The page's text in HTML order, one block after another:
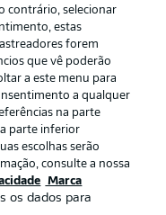
legais
de privacidade
contrário, selecionar
estas
forem
que vê poderão
a este menu para
a qualquer
na parte
parte inferior
escolhas serão
consulte a nossa
Marca
os dados para